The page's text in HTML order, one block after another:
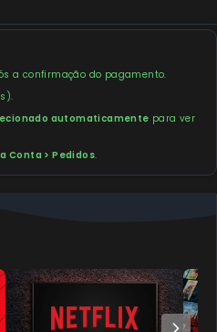
a confirmação do pagamento.
automaticamente para ver
Conta > Pedidos.